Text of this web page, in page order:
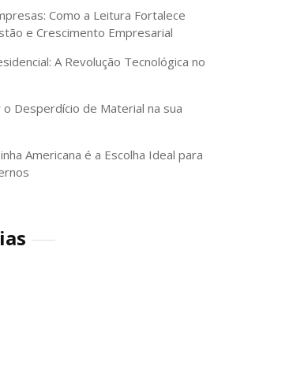
Como a Leitura Fortalece
e Crescimento Empresarial
A Revolução Tecnológica no
o Desperdício de Material na sua
Americana é a Escolha Ideal para